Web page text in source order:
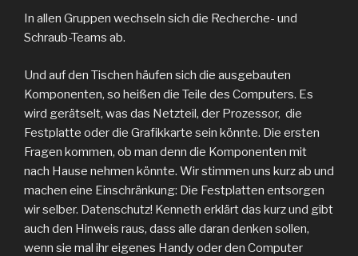
In allen Gruppen wechseln sich die Recherche- und
Schraub-Teams ab.
Und auf den Tischen häufen sich die ausgebauten
Komponenten, so heißen die Teile des Computers. Es
wird gerätselt, was das Netzteil, der Prozessor, die
Festplatte oder die Grafikkarte sein könnte. Die ersten
Fragen kommen, ob man denn die Komponenten mit
nach Hause nehmen könnte. Wir stimmen uns kurz ab und
machen eine Einschränkung: Die Festplatten entsorgen
wir selber. Datenschutz! Kenneth erklärt das kurz und gibt
auch den Hinweis raus, dass alle daran denken sollen,
wenn sie mal ihr eigenes Handy oder den Computer